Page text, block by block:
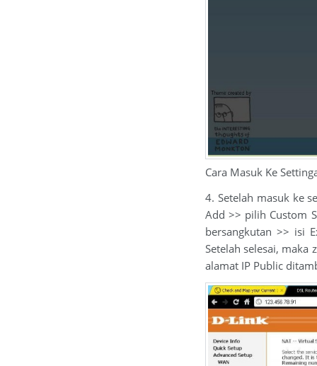
Cara Masuk Ke
4. Setelah masuk ke
Add >> pilih Custom
bersangkutan >> isi
Setelah selesai,
alamat IP Public